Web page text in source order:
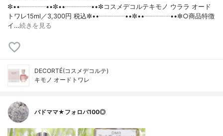
✼••┈┈┈┈••✼••┈┈┈┈••✼コスメデコルテキモノ ウララ オード
トワレ15ml／3,300円 税込✼••┈┈┈┈••✼••┈┈┈┈••✼○商品特徴
イ…続きを見る
DECORTÉ(コスメデコルテ)
キモノ オードトワレ
バドママ★フォロバ100◎